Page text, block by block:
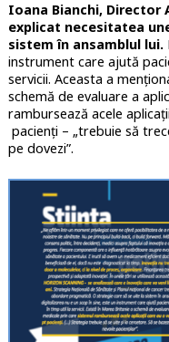
Ioana Bianchi, Director
explicat necesitatea
sistem în ansamblul lui.
instrument care ajută
servicii. Aceasta a
schemă de evaluare a
rambursează acele
pacienți – „trebuie să
pe dovezi”.